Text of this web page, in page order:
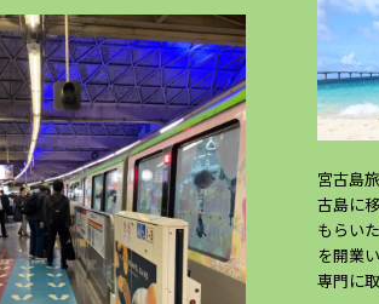
宮古島
古島に
もらい
を開業
専門に